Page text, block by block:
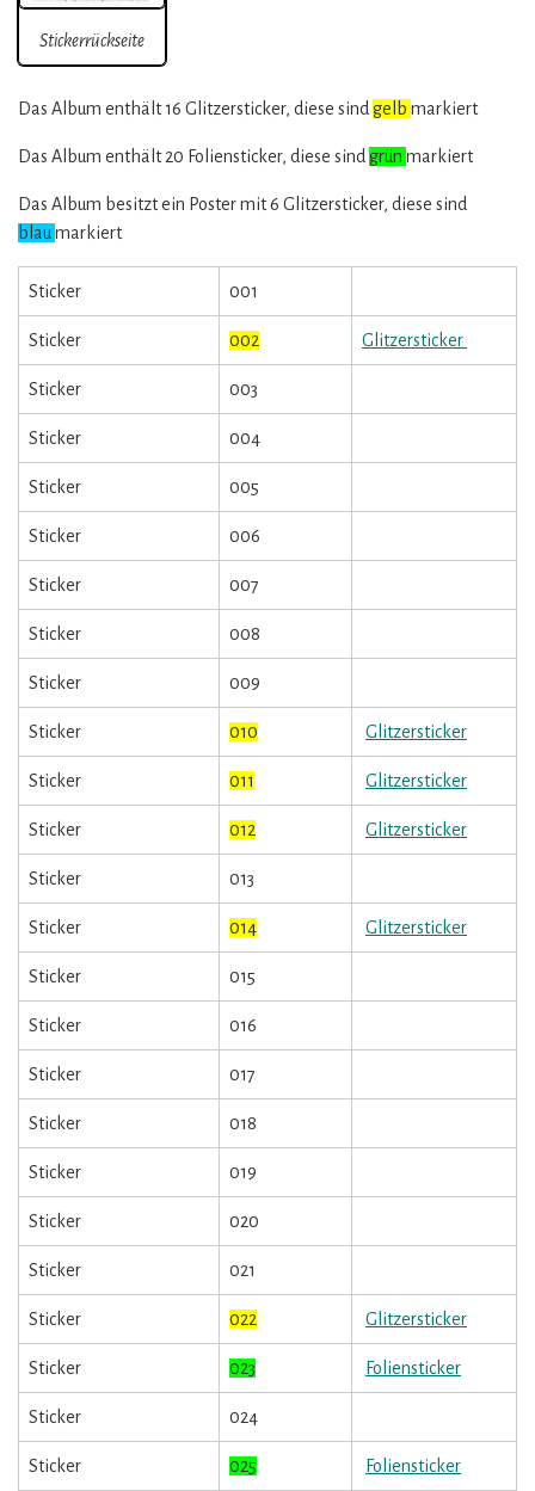
Stickerrückseite
Das Album enthält 16 Glitzersticker, diese sind gelb markiert
Das Album enthält 20 Foliensticker, diese sind grün markiert
Das Album besitzt ein Poster mit 6 Glitzersticker, diese sind
blau markiert
Sticker 001
Sticker 002 Glitzersticker
Sticker 003
Sticker 004
Sticker 005
Sticker 006
Sticker 007
Sticker 008
Sticker 009
Sticker 010 Glitzersticker
Sticker 011 Glitzersticker
Sticker 012 Glitzersticker
Sticker 013
Sticker 014 Glitzersticker
Sticker 015
Sticker 016
Sticker 017
Sticker 018
Sticker 019
Sticker 020
Sticker 021
Sticker 022 Glitzersticker
Sticker 023 Foliensticker
Sticker 024
Sticker 025 Foliensticker